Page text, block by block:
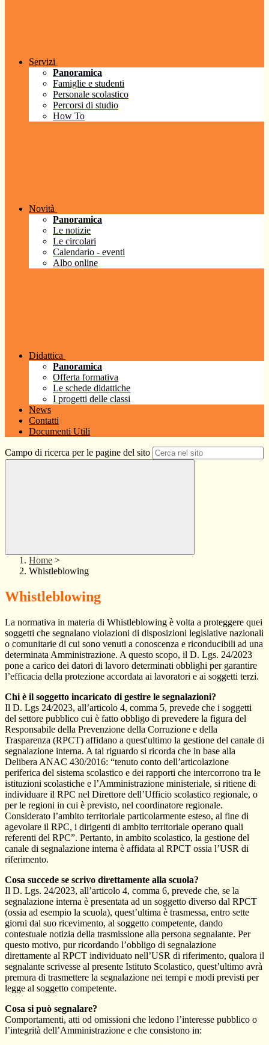
Servizi
Panoramica
Famiglie e studenti
Personale scolastico
Percorsi di studio
How To
Novità
Panoramica
Le notizie
Le circolari
Calendario - eventi
Albo online
Didattica
Panoramica
Offerta formativa
Le schede didattiche
I progetti delle classi
News
Contatti
Documenti Utili
Campo di ricerca per le pagine del sito
Home >
Whistleblowing
Whistleblowing
La normativa in materia di Whistleblowing è volta a proteggere quei
soggetti che segnalano violazioni di disposizioni legislative nazionali
o comunitarie di cui sono venuti a conoscenza e riconducibili ad una
determinata Amministrazione. A questo scopo, il D. Lgs. 24/2023
pone a carico dei datori di lavoro determinati obblighi per garantire
l’efficacia della protezione accordata ai lavoratori e ai soggetti terzi.
Chi è il soggetto incaricato di gestire le segnalazioni?
Il D. Lgs 24/2023, all’articolo 4, comma 5, prevede che i soggetti
del settore pubblico cui è fatto obbligo di prevedere la figura del
Responsabile della Prevenzione della Corruzione e della
Trasparenza (RPCT) affidano a quest'ultimo la gestione del canale di
segnalazione interna. A tal riguardo si ricorda che in base alla
Delibera ANAC 430/2016: “tenuto conto dell’articolazione
periferica del sistema scolastico e dei rapporti che intercorrono tra le
istituzioni scolastiche e l’Amministrazione ministeriale, si ritiene di
individuare il RPC nel Direttore dell’Ufficio scolastico regionale, o
per le regioni in cui è previsto, nel coordinatore regionale.
Considerato l’ambito territoriale particolarmente esteso, al fine di
agevolare il RPC, i dirigenti di ambito territoriale operano quali
referenti del RPC”. Pertanto, in ambito scolastico, la gestione del
canale di segnalazione interna è affidata al RPCT ossia l’USR di
riferimento.
Cosa succede se scrivo direttamente alla scuola?
Il D. Lgs. 24/2023, all’articolo 4, comma 6, prevede che, se la
segnalazione interna è presentata ad un soggetto diverso dal RPCT
(ossia ad esempio la scuola), quest’ultima è trasmessa, entro sette
giorni dal suo ricevimento, al soggetto competente, dando
contestuale notizia della trasmissione alla persona segnalante. Per
questo motivo, pur ricordando l’obbligo di segnalazione
direttamente al RPCT individuato nell’USR di riferimento, qualora il
segnalante scrivesse al presente Istituto Scolastico, quest’ultimo avrà
premura di trasmettere la segnalazione nei tempi e modi previsti per
legge al soggetto competente.
Cosa si può segnalare?
Comportamenti, atti od omissioni che ledono l’interesse pubblico o
l’integrità dell’Amministrazione e che consistono in: